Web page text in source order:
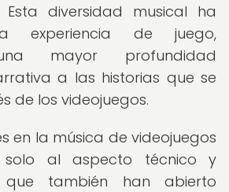
diversidad musical ha
experiencia de juego,
mayor profundidad
a las historias que se
de los videojuegos.
en la música de videojuegos
al aspecto técnico y
que también han abierto